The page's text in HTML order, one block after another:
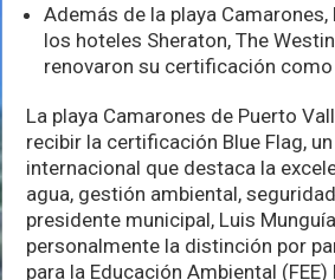
el
Gobierno
de
Munguía
Blue
Flag
para
Playa
Además de la playa
los hoteles Sheraton, The
renovaron su certificación como
La playa Camarones de Puerto
recibir la certificación Blue Flag,
internacional que destaca la
agua, gestión ambiental,
presidente municipal, Luis
personalmente la distinción por
para la Educación Ambiental (FEE)